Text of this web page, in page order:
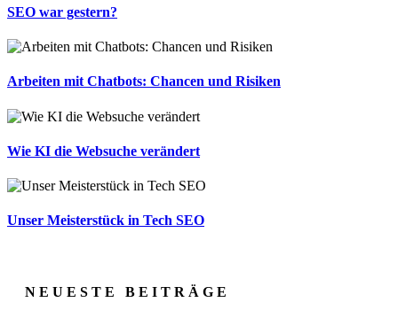
SEO war gestern?
Arbeiten mit Chatbots: Chancen und Risiken
Wie KI die Websuche verändert
Unser Meisterstück in Tech SEO
N E U E S T E B E I T R Ä G E